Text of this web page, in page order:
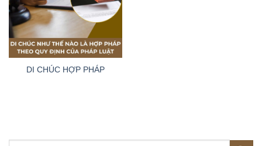
DI CHÚC HỢP PHÁP